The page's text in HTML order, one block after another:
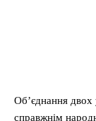
Об’єднання двох
справжнім